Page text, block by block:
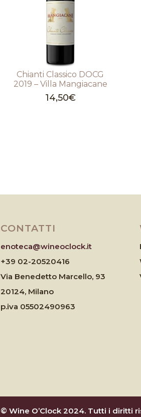
Chianti Classico DOCG
2019 – Villa Mangiacane
14,50€
CONTATTI
enoteca@wineoclock.it
+39 02-20520416
Via Benedetto Marcello, 93
20124, Milano
p.iva 05502490963
© Wine O’Clock 2024. Tutti i diritti